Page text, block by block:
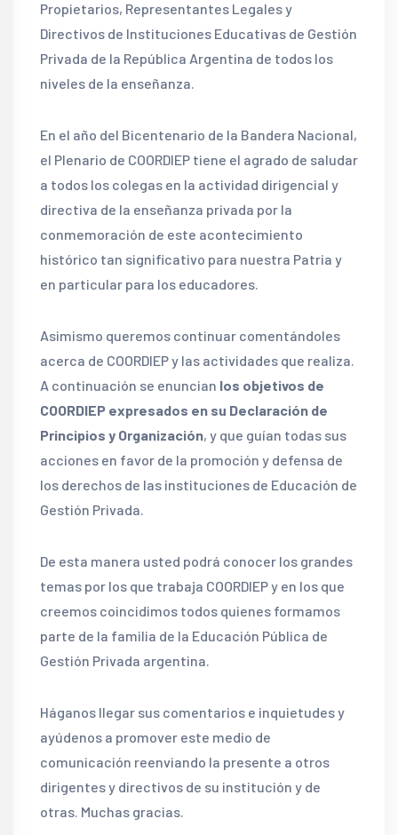
Propietarios, Representantes Legales y
Directivos de Instituciones Educativas de Gestión
Privada de la República Argentina de todos los
niveles de la enseñanza.
En el año del Bicentenario de la Bandera Nacional,
el Plenario de COORDIEP tiene el agrado de saludar
a todos los colegas en la actividad dirigencial y
directiva de la enseñanza privada por la
conmemoración de este acontecimiento
histórico tan significativo para nuestra Patria y
en particular para los educadores.
Asimismo queremos continuar comentándoles
acerca de COORDIEP y las actividades que realiza.
A continuación se enuncian los objetivos de
COORDIEP expresados en su Declaración de
Principios y Organización, y que guían todas sus
acciones en favor de la promoción y defensa de
los derechos de las instituciones de Educación de
Gestión Privada.
De esta manera usted podrá conocer los grandes
temas por los que trabaja COORDIEP y en los que
creemos coincidimos todos quienes formamos
parte de la familia de la Educación Pública de
Gestión Privada argentina.
Háganos llegar sus comentarios e inquietudes y
ayúdenos a promover este medio de
comunicación reenviando la presente a otros
dirigentes y directivos de su institución y de
otras. Muchas gracias.